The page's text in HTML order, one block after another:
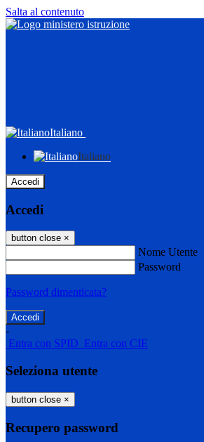
Salta al contenuto
Italiano
Italiano
Accedi
Accedi
button close ×
Nome Utente
Password
Password dimenticata?
-
Entra con SPID Entra con CIE
Seleziona utente
button close ×
Recupero password